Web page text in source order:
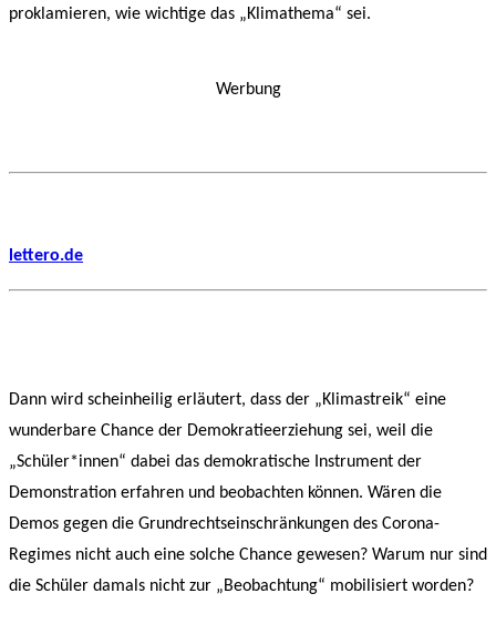
proklamieren, wie wichtige das „Klimathema“ sei.
Werbung
lettero.de
Dann wird scheinheilig erläutert, dass der „Klimastreik“ eine
wunderbare Chance der Demokratieerziehung sei, weil die
„Schüler*innen“ dabei das demokratische Instrument der
Demonstration erfahren und beobachten können. Wären die
Demos gegen die Grundrechtseinschränkungen des Corona-
Regimes nicht auch eine solche Chance gewesen? Warum nur sind
die Schüler damals nicht zur „Beobachtung“ mobilisiert worden?